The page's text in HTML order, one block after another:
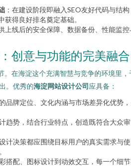
：在建设阶段即融入SEO友好代码与结
得良好排名奠定基础。
上线后的安全保障、数据备份、性能监
创意与功能的完美融合
。在海淀这个充满智慧与竞争的环境里，
。优秀的海淀网站设计公司应具备：
品牌定位、文化内涵与市场差异化优势
趋势，结合行业特点，创造既符合大众
计决策都应围绕目标用户的真实需求与
搭配、图标设计到动效交互，每一个细